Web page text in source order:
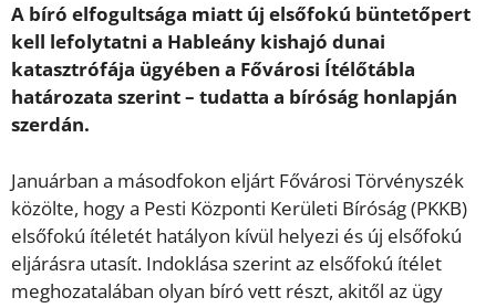
A bíró elfogultsága miatt új elsőfokú büntetőpert
kell lefolytatni a Hableány kishajó dunai
katasztrófája ügyében a Fővárosi Ítélőtábla
határozata szerint – tudatta a bíróság honlapján
szerdán.
Januárban a másodfokon eljárt Fővárosi Törvényszék
közölte, hogy a Pesti Központi Kerületi Bíróság (PKKB)
elsőfokú ítéletét hatályon kívül helyezi és új elsőfokú
eljárásra utasít. Indoklása szerint az elsőfokú ítélet
meghozatalában olyan bíró vett részt, akitől az ügy